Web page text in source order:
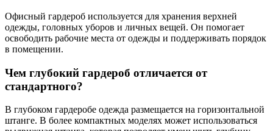
Офисный гардероб используется для хранения верхней
одежды, головных уборов и личных вещей. Он помогает
освободить рабочие места от одежды и поддерживать порядок
в помещении.
Чем глубокий гардероб отличается от
стандартного?
В глубоком гардеробе одежда размещается на горизонтальной
штанге. В более компактных моделях может использоваться